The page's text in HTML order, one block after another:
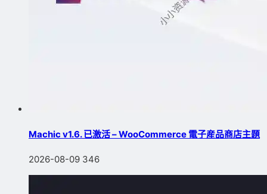
Machic v1.6. 已激活 – WooCommerce 電子産品商店主題
2026-08-09 346